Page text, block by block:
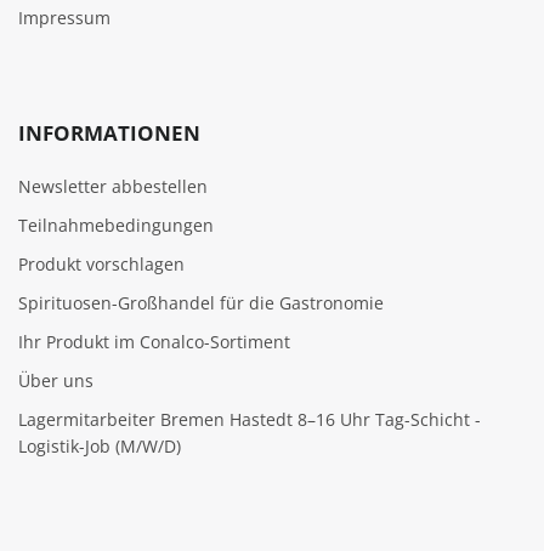
Impressum
INFORMATIONEN
Newsletter abbestellen
Teilnahmebedingungen
Produkt vorschlagen
Spirituosen-Großhandel für die Gastronomie
Ihr Produkt im Conalco-Sortiment
Über uns
Lagermitarbeiter Bremen Hastedt 8–16 Uhr Tag-Schicht -
Logistik-Job (M/W/D)